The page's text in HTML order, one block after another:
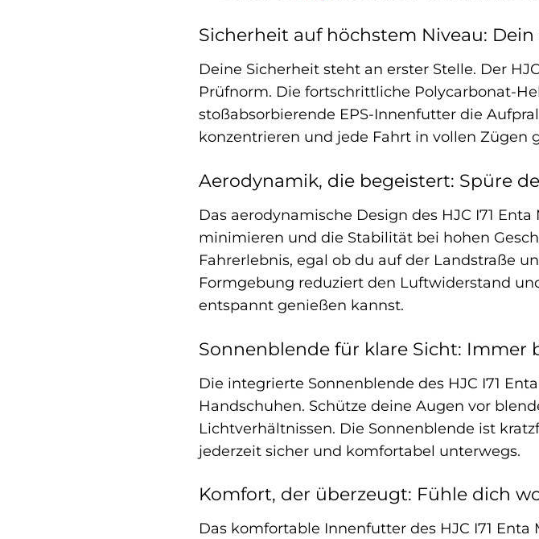
Sicherheit auf höchstem Niveau:
Deine Sicherheit steht an erster Stelle. Der
Prüfnorm. Die fortschrittliche Polycarbonat-
stoßabsorbierende EPS-Innenfutter die
konzentrieren und jede Fahrt in vollen Zügen
Aerodynamik, die begeistert: Spüre
Das aerodynamische Design des HJC I71
minimieren und die Stabilität bei hohen
Fahrerlebnis, egal ob du auf der Landstraße
Formgebung reduziert den Luftwiderstand
entspannt genießen kannst.
Sonnenblende für klare Sicht: Immer
Die integrierte Sonnenblende des HJC I71
Handschuhen. Schütze deine Augen vor
Lichtverhältnissen. Die Sonnenblende ist
jederzeit sicher und komfortabel unterwegs.
Komfort, der überzeugt: Fühle dich
Das komfortable Innenfutter des HJC I71